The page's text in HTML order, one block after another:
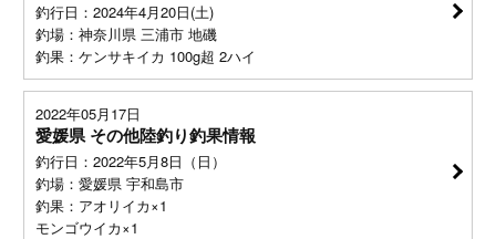
釣行日：2024年4月20日(土)
釣場：神奈川県 三浦市 地磯
釣果：ケンサキイカ 100g超 2ハイ
2022年05月17日
愛媛県 その他陸釣り釣果情報
釣行日：2022年5月8日（日）
釣場：愛媛県 宇和島市
釣果：アオリイカ×1
モンゴウイカ×1